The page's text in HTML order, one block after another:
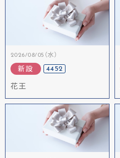
2026/08/05（水）
新設 4452
花王